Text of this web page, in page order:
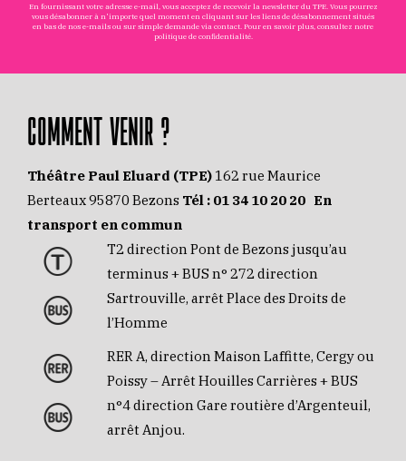
En fournissant votre adresse e-mail, vous acceptez de recevoir la newsletter du TPE. Vous pourrez
vous désabonner à n'importe quel moment en cliquant sur les liens de désabonnement situés
en bas de nos e-mails ou sur simple demande via contact . Pour en savoir plus, consultez notre
politique de confidentialité.
COMMENT VENIR ?
Théâtre Paul Eluard (TPE) 162 rue Maurice
Berteaux 95870 Bezons Tél : 01 34 10 20 20 En
transport en commun
T2 direction Pont de Bezons jusqu’au
terminus + BUS n° 272 direction
Sartrouville, arrêt Place des Droits de
l’Homme
RER A, direction Maison Laffitte, Cergy ou
Poissy – Arrêt Houilles Carrières + BUS
n°4 direction Gare routière d’Argenteuil,
arrêt Anjou.